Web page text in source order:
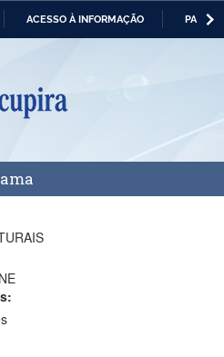
ACESSO À INFORMAÇÃO